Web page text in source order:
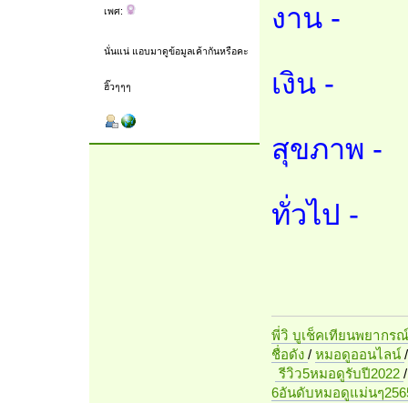
เพศ:
นั่นแน่ แอบมาดูข้อมูลเค้ากันหรือคะ
ฮิ๊วๆๆๆ
งาน -
เงิน -
สุขภาพ -
ทั่วไป -
พี่วิ บูเช็คเทียนพยากร
ชื่อดัง / หมอดูออนไลน์
รีวิว5หมอดูรับปี2022
6อันดับหมอดูแม่นๆ